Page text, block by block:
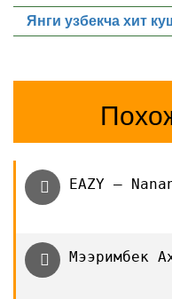
Янги узбекча хит
EAZY —
Мээримбек